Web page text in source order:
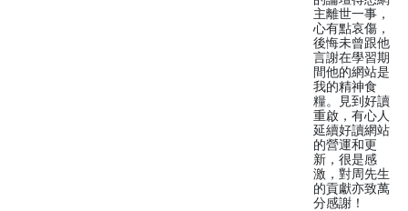
主離世一事，
心有點哀傷，
後悔未曾跟他
言謝在學習期
間他的網站是
我的精神食
糧。見到好讀
重啟，有心人
延續好讀網站
的營運和更
新，很是感
激，對周先生
的貢獻亦致萬
分感謝！